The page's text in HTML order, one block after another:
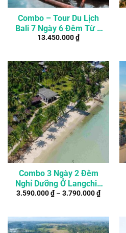
Combo – Tour Du Lịch
Bali 7 Ngày 6 Đêm Từ 2
Người
13.450.000₫
Combo 3 Ngày 2 Đêm
Nghỉ Dưỡng Ở Langchia
Nam Du Resort
3.590.000₫– 3.790.000₫